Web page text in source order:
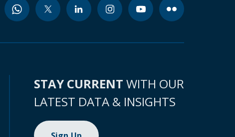
STAY CURRENT WITH OUR
LATEST DATA & INSIGHTS